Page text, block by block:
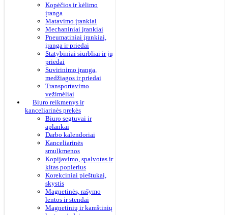
Kopėčios ir kėlimo
įranga
Matavimo įrankiai
Mechaniniai įrankiai
Pneumatiniai įrankiai,
įranga ir priedai
Statybiniai siurbliai ir jų
priedai
Suvirinimo įranga,
medžiagos ir priedai
Transportavimo
vežimėliai
Biuro reikmenys ir
kanceliarinės prekės
Biuro segtuvai ir
aplankai
Darbo kalendoriai
Kanceliarinės
smulkmenos
Kopijavimo, spalvotas ir
kitas popierius
Korekciniai pieštukai,
skystis
Magnetinės, rašymo
lentos ir stendai
Magnetinių ir kamštinių